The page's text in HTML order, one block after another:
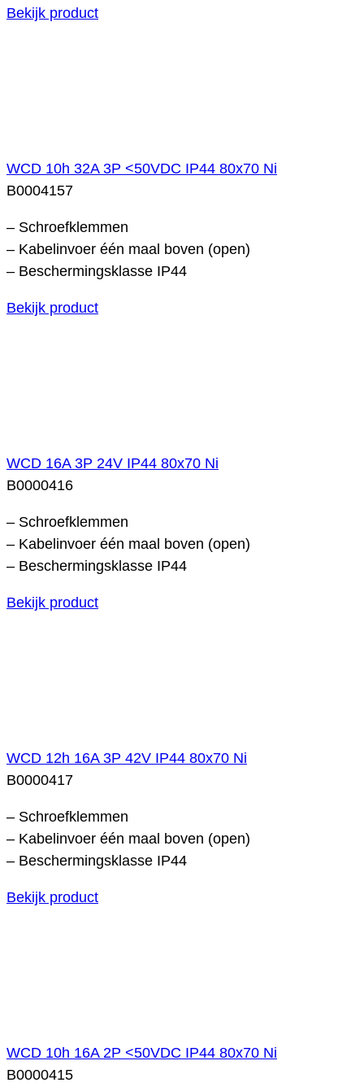
Bekijk product
WCD 10h 32A 3P <50VDC IP44 80x70 Ni
B0004157
– Schroefklemmen
– Kabelinvoer één maal boven (open)
– Beschermingsklasse IP44
Bekijk product
WCD 16A 3P 24V IP44 80x70 Ni
B0000416
– Schroefklemmen
– Kabelinvoer één maal boven (open)
– Beschermingsklasse IP44
Bekijk product
WCD 12h 16A 3P 42V IP44 80x70 Ni
B0000417
– Schroefklemmen
– Kabelinvoer één maal boven (open)
– Beschermingsklasse IP44
Bekijk product
WCD 10h 16A 2P <50VDC IP44 80x70 Ni
B0000415